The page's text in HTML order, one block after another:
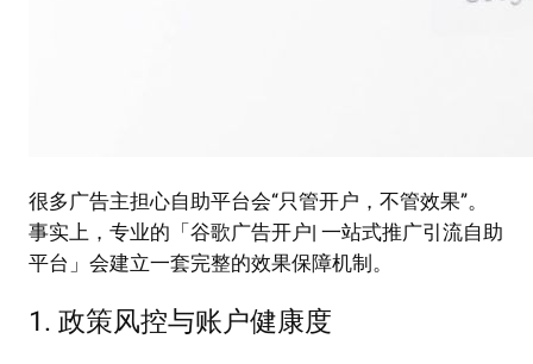
很多广告主担心自助平台会“只管开户，不管效果”。
事实上，专业的「谷歌广告开户| 一站式推广引流自助
平台」会建立一套完整的效果保障机制。
1. 政策风控与账户健康度